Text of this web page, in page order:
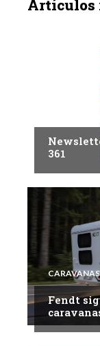
Artículos
361
CARAVANAS
Fendt